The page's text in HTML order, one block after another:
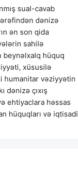
sual-cavab
dənizə
ən son qida
sahilə
beynəlxalq hüquq
xüsusilə
humanitar vəziyyətin
dənizə çıxış
ehtiyaclara həssas
hüquqları və iqtisadi